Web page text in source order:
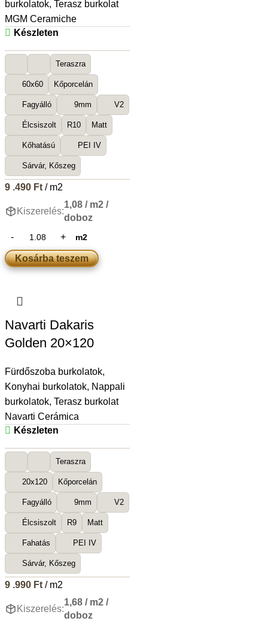
burkolatok, Terasz burkolat
MGM Ceramiche
Készleten
Teraszra
60x60 Kőporcelán
Fagyálló 9mm V2
Élcsiszolt R10 Matt
Kőhatású PEI IV
Sárvár, Kőszeg
9 .490 Ft/ m2
Kiszerelés:
1,08 / m2 /
doboz
m2
Kosárba teszem
Navarti Dakaris
Golden 20×120
Fürdőszoba burkolatok,
Konyhai burkolatok, Nappali
burkolatok, Terasz burkolat
Navarti Cerámica
Készleten
Teraszra
20x120 Kőporcelán
Fagyálló 9mm V2
Élcsiszolt R9 Matt
Fahatás PEI IV
Sárvár, Kőszeg
9 .990 Ft/ m2
Kiszerelés:
1,68 / m2 /
doboz